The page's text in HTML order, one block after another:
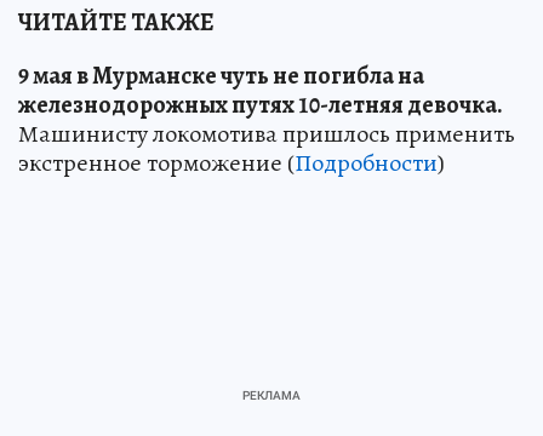
ЧИТАЙТЕ ТАКЖЕ
9 мая в Мурманске чуть не погибла на
железнодорожных путях 10-летняя девочка.
Машинисту локомотива пришлось применить
экстренное торможение (Подробности)